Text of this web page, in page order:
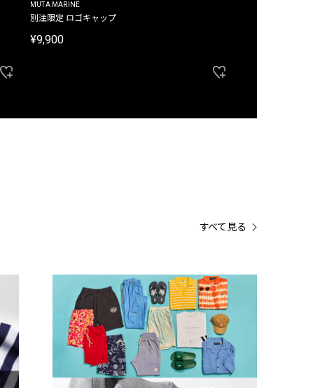
MUTA MARINE
別注限定 ロゴキャップ
¥9,900
すべて見る